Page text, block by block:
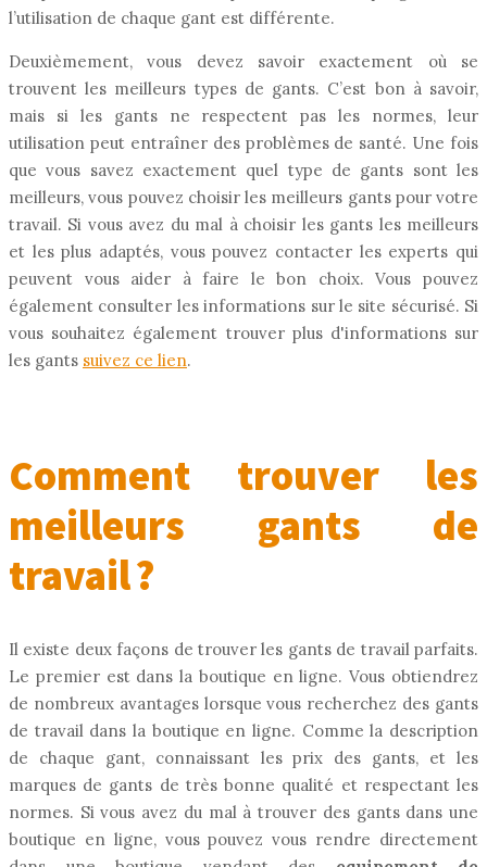
l’utilisation de chaque gant est différente.
Deuxièmement, vous devez savoir exactement où se
trouvent les meilleurs types de gants. C’est bon à savoir,
mais si les gants ne respectent pas les normes, leur
utilisation peut entraîner des problèmes de santé. Une fois
que vous savez exactement quel type de gants sont les
meilleurs, vous pouvez choisir les meilleurs gants pour votre
travail. Si vous avez du mal à choisir les gants les meilleurs
et les plus adaptés, vous pouvez contacter les experts qui
peuvent vous aider à faire le bon choix. Vous pouvez
également consulter les informations sur le site sécurisé. Si
vous souhaitez également trouver plus d'informations sur
les gants suivez ce lien.
Comment trouver les
meilleurs gants de
travail ?
Il existe deux façons de trouver les gants de travail parfaits.
Le premier est dans la boutique en ligne. Vous obtiendrez
de nombreux avantages lorsque vous recherchez des gants
de travail dans la boutique en ligne. Comme la description
de chaque gant, connaissant les prix des gants, et les
marques de gants de très bonne qualité et respectant les
normes. Si vous avez du mal à trouver des gants dans une
boutique en ligne, vous pouvez vous rendre directement